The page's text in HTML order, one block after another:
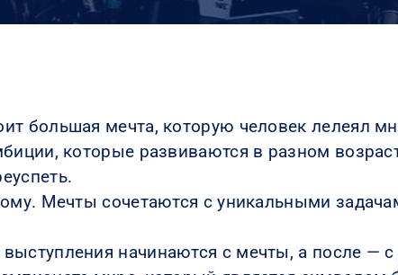
большая мечта, которую человек лелеял
которые развиваются в разном
Мечты сочетаются с уникальными
начинаются с мечты, а после —